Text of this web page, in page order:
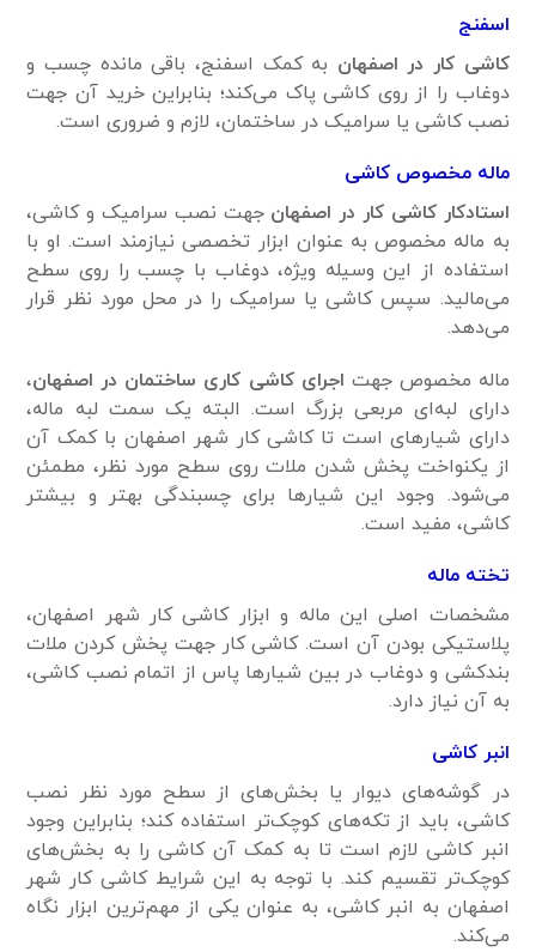
اسفنج
کاشی کار در اصفهان به کمک اسفنج، باقی مانده چسب و
دوغاب را از روی کاشی پاک می‌کند؛ بنابراین خرید آن جهت
نصب کاشی یا سرامیک در ساختمان، لازم و ضروری است.
ماله مخصوص کاشی
استادکار کاشی کار در اصفهان جهت نصب سرامیک و کاشی،
به ماله مخصوص به عنوان ابزار تخصصی نیاز‌مند است. او با
استفاده از این وسیله ویژه، دوغاب با چسب را روی سطح
می‌مالید. سپس کاشی یا سرامیک را در محل مورد نظر قرار
می‌دهد.
ماله مخصوص جهت اجرای کاشی کاری ساختمان در اصفهان،
دارای لبه‌ای مربعی بزرگ است. البته یک سمت لبه ماله،
دارای شیار‌های است تا کاشی کار شهر اصفهان با کمک آن
از یکنواخت پخش شدن ملات روی سطح مورد نظر، مطمئن
می‌شود. وجود این شیار‌ها برای چسبندگی بهتر و بیشتر
کاشی، مفید است.
تخته ماله
مشخصات اصلی این ماله و ابزار کاشی کار شهر اصفهان،
پلاستیکی بودن آن است. کاشی کار جهت پخش کردن ملات
بندکشی و دوغاب در بین شیار‌ها پاس از اتمام نصب کاشی،
به آن نیاز دارد.
انبر کاشی
در گوشه‌های دیوار یا بخش‌های از سطح مورد نظر نصب
کاشی، باید از تکه‌های کوچک‌تر استفاده کند؛ بنابراین وجود
انبر کاشی لازم است تا به کمک آن کاشی را به بخش‌های
کوچک‌تر تقسیم کند. با توجه به این شرایط کاشی کار شهر
اصفهان به انبر کاشی، به عنوان یکی از مهم‌ترین ابزار نگاه
می‌کند.